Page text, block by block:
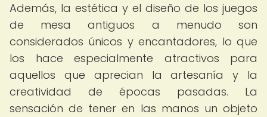
Además, la estética y el diseño de los juegos
de mesa antiguos a menudo son
considerados únicos y encantadores, lo que
los hace especialmente atractivos para
aquellos que aprecian la artesanía y la
creatividad de épocas pasadas. La
sensación de tener en las manos un objeto